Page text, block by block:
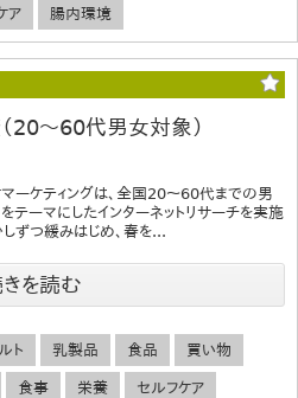
ア 腸内環境
20～60代男女対象）
ーケティングは、全国20～60代までの男
ーマにしたインターネットリサーチを実施
ずつ緩みはじめ、春を...
を読む
ト 乳製品 食品 買い物
食事 栄養 セルフケア